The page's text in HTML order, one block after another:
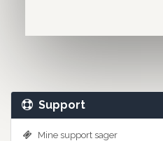
Support
Mine support sager